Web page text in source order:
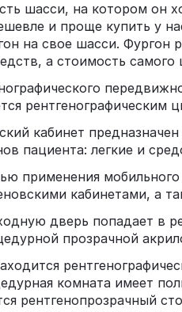
шасси, на котором он
и проще купить у
на свое шасси. Фургон
а стоимость самого
кабинет
пациента: легкие и
применения
кабинетами, а
дверь попадает в
прозрачной
комната имеет
рентгенопрозрачный